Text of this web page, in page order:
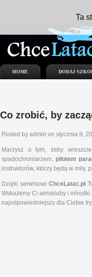
HOME DODAJ
Co zrobić, by
Posted by admin on stycznia 9,
Marzysz o tym, żeby
spadochroniarzem, pilotem
instruktorów, którzy będą w
Dzięki serwisowi ChceLatac.pl
Wskażemy Ci aerokluby i
najodpowiedniejszy dla Ciebie
Ta